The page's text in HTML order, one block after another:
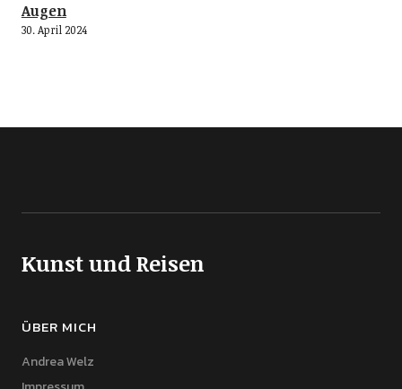
Augen
30. April 2024
Kunst und Reisen
ÜBER MICH
Andrea Welz